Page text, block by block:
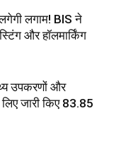
लगाम! BIS ने
और हॉलमार्किंग
उपकरणों और
जारी किए 83.85